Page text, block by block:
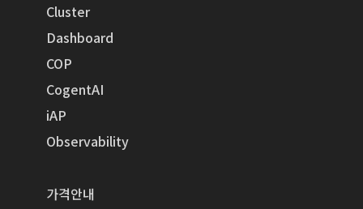
Cluster
Dashboard
COP
CogentAI
iAP
Observability
가격안내